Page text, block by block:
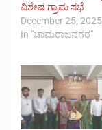
ವಿಶೇಷ ಗ್ರಾಮ ಸಭೆ
December 25, 2025
In "ಚಾಮರಾಜನಗರ"